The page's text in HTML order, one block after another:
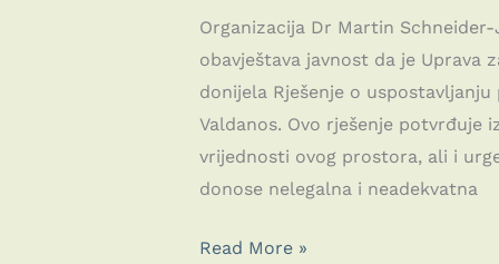
Organizacija Dr Martin
obavještava javnost da je Uprava
donijela Rješenje o
Valdanos. Ovo rješenje potvrđuje
vrijednosti ovog prostora, ali i
donose nelegalna i neadekvatna
MSJA
Read More »